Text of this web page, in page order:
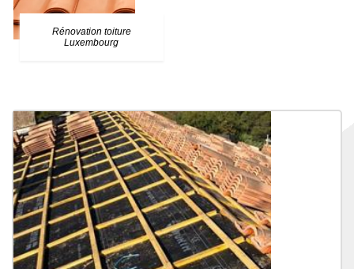
Rénovation toiture
Luxembourg